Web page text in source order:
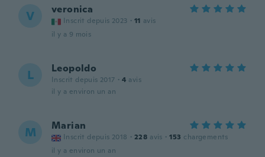
V veronica
Inscrit depuis 2023 · 11 avis
il y a 9 mois
L Leopoldo
Inscrit depuis 2017 · 4 avis
il y a environ un an
M Marian
Inscrit depuis 2018 · 228 avis · 153 chargements
il y a environ un an